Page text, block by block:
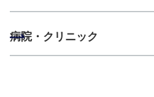
病院・クリニック